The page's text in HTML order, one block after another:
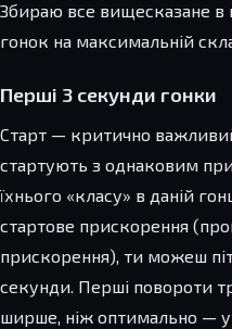
Збираю все вищесказане в
гонок на максимальній
Перші 3 секунди гонки
Старт — критично
стартують з однаковим
їхнього «класу» в даній
стартове прискорення
прискорення), ти можеш
секунди. Перші повороти
ширше, ніж оптимально —